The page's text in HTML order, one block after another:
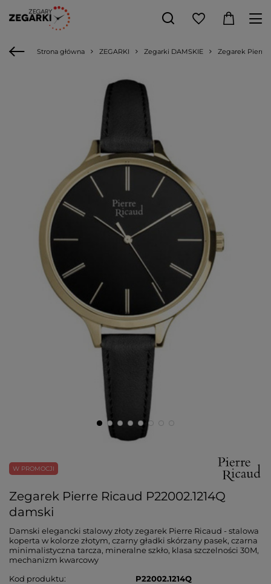
Strona główna ZEGARKI Zegarki DAMSKIE Zegarek Pierre
W PROMOCJI
Zegarek Pierre Ricaud P22002.1214Q
damski
Damski elegancki stalowy złoty zegarek Pierre Ricaud - stalowa
koperta w kolorze złotym, czarny gładki skórzany pasek, czarna
minimalistyczna tarcza, mineralne szkło, klasa szczelności 30M,
mechanizm kwarcowy
Kod produktu
P22002.1214Q